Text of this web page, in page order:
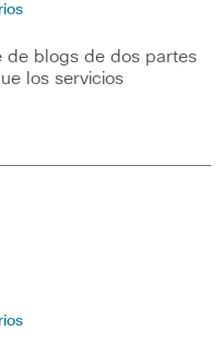
de blogs de dos partes
los servicios